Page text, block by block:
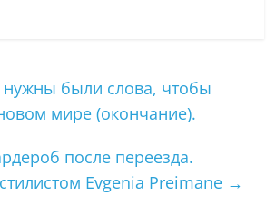
были слова, чтобы
мире (окончание).
после переезда.
Evgenia Preimane →